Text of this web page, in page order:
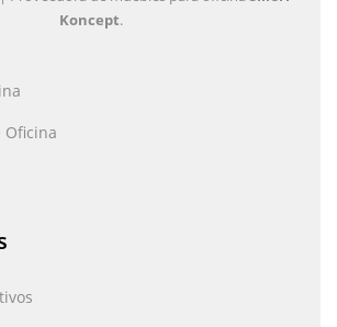
Koncept.
Oficina